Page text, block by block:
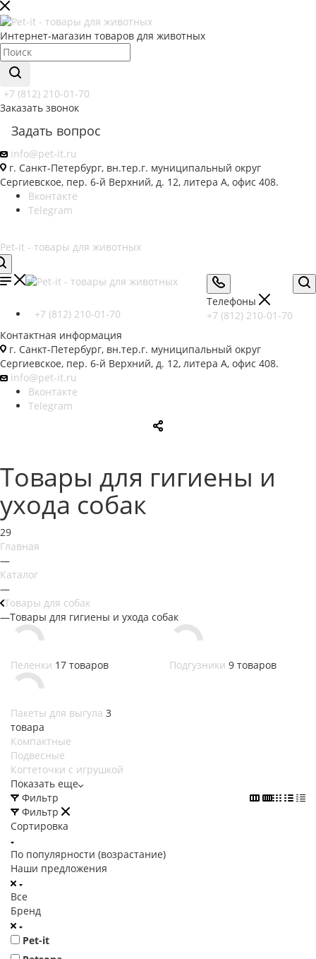
Интернет-магазин товаров для животных
+7 (812) 210-01-70
Заказать звонок
Задать вопрос
info@pet-it.ru
г. Санкт-Петербург, вн.тер.г. муниципальный округ
Сергиевское, пер. 6-й Верхний, д. 12, литера А, офис 408.
Вконтакте
Telegram
Телефоны
+7 (812) 210-01-70
+7 (812) 210-01-70
Контактная информация
г. Санкт-Петербург, вн.тер.г. муниципальный округ
Сергиевское, пер. 6-й Верхний, д. 12, литера А, офис 408.
info@pet-it.ru
Вконтакте
Telegram
Товары для гигиены и
ухода собак
29
Главная
—
Каталог
—
Товары для собак
—Товары для гигиены и ухода собак
Пеленки 17 товаров Подгузники 9 товаров
Пакеты для выгула 3
товара
Компактные
Подвесные
Когтеточки с игрушкой
Показать еще
Фильтр
Фильтр
Сортировка
По популярности (возрастание)
Наши предложения
Все
Бренд
Pet-it